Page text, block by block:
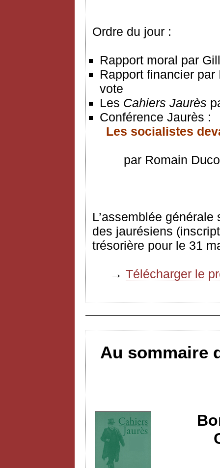
Ordre du jour :
Rapport moral par
Rapport financier
vote
Les Cahiers Jaurès
Conférence Jaurès :
Les socialistes
par Romain
L’assemblée
des jaurésiens
trésorière pour le 31
→Télécharger le
Au sommaire